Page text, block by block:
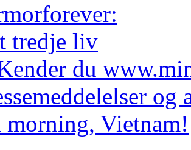
tredje liv
du
og
morning, Vietnam!